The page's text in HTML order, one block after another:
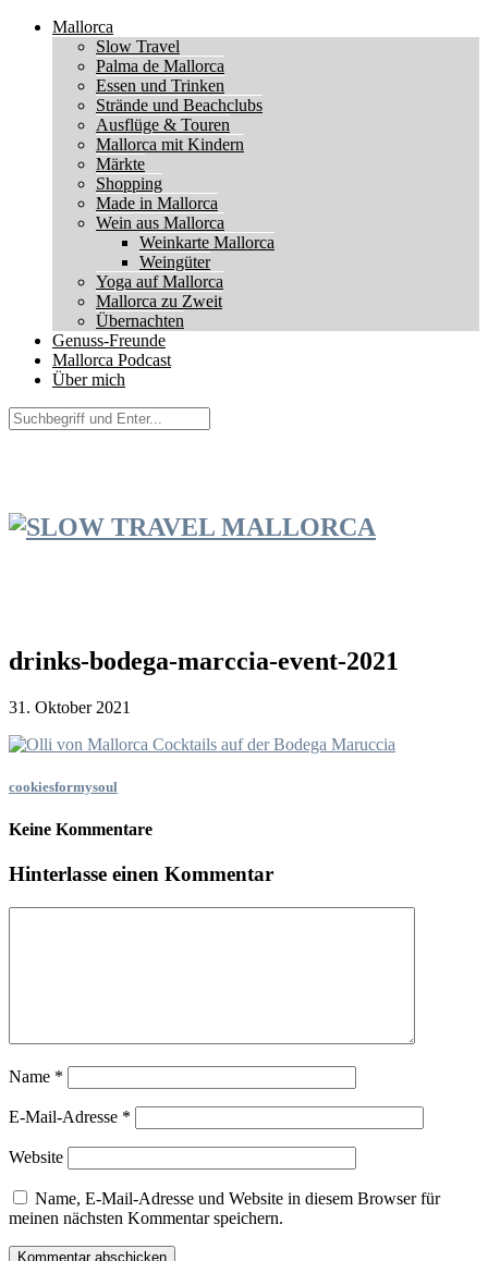
Mallorca
Slow Travel
Palma de Mallorca
Essen und Trinken
Strände und Beachclubs
Ausflüge & Touren
Mallorca mit Kindern
Märkte
Shopping
Made in Mallorca
Wein aus Mallorca
Weinkarte Mallorca
Weingüter
Yoga auf Mallorca
Mallorca zu Zweit
Übernachten
Genuss-Freunde
Mallorca Podcast
Über mich
drinks-bodega-marccia-event-2021
31. Oktober 2021
cookiesformysoul
Keine Kommentare
Hinterlasse einen Kommentar
Name *
E-Mail-Adresse *
Website
Name, E-Mail-Adresse und Website in diesem Browser für
meinen nächsten Kommentar speichern.